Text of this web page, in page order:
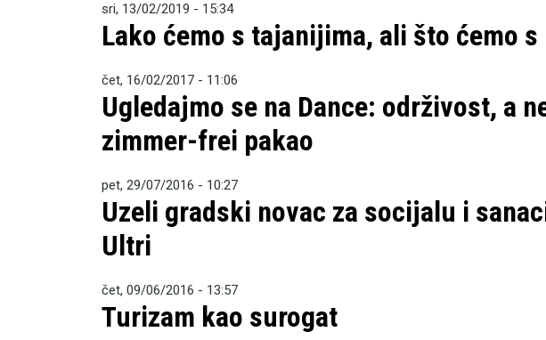
sri, 13/02/2019 - 15:34
Lako ćemo s tajanijima, ali što ćemo
čet, 16/02/2017 - 11:06
Ugledajmo se na Dance: održivost, a
zimmer-frei pakao
pet, 29/07/2016 - 10:27
Uzeli gradski novac za socijalu i
Ultri
čet, 09/06/2016 - 13:57
Turizam kao surogat